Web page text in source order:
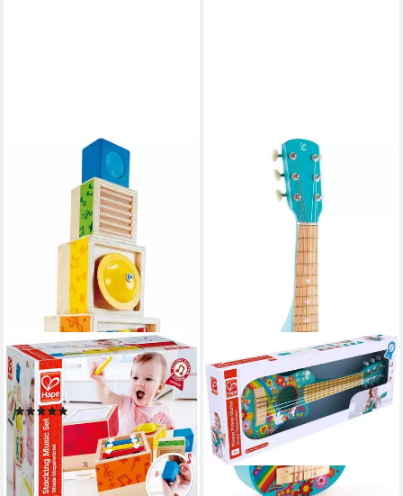
HAPE
Spielzeug-Musikinstrument
Musik-Stapelwürfel
(10)
ab 30,34 €
lieferbar - in 3-4 Werktagen bei dir